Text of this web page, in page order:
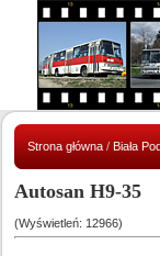
Strona główna / Biała
Autosan H9-35
(Wyświetleń: 12966)